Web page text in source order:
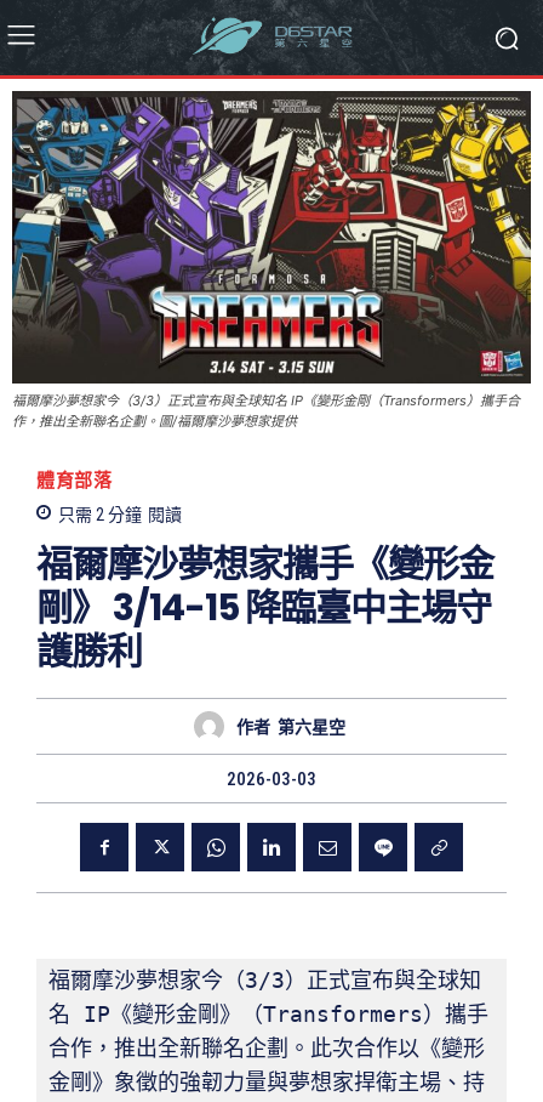
福爾摩沙夢想家今（3/3）正式宣布與全球知名 IP《變形金剛（Transformers）攜手合
作，推出全新聯名企劃。圖/福爾摩沙夢想家提供
體育部落
只需 2分鐘 閱讀
福爾摩沙夢想家攜手《變形金
剛》 3/14-15 降臨臺中主場守
護勝利
作者 第六星空
2026-03-03
福爾摩沙夢想家今（3/3）正式宣布與全球知
名 IP《變形金剛》（Transformers）攜手
合作，推出全新聯名企劃。此次合作以《變形
金剛》象徵的強韌力量與夢想家捍衛主場、持